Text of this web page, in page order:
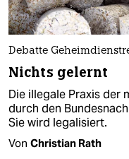
Debatte
Nichts gelernt
Die illegale Praxis der
durch den
Sie wird legalisiert.
Von Christian Rath